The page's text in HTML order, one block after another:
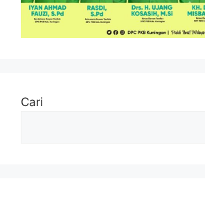
Cari